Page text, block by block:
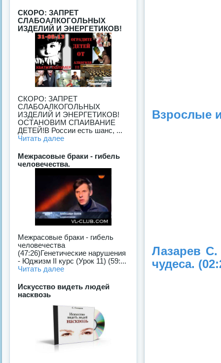
Взрослые
Лазарев
чудеса.
СКОРО: ЗАПРЕТ
СЛАБОАЛКОГОЛЬНЫХ
ИЗДЕЛИЙ И ЭНЕРГЕТИКОВ!
СКОРО: ЗАПРЕТ
СЛАБОАЛКОГОЛЬНЫХ
ИЗДЕЛИЙ И ЭНЕРГЕТИКОВ!
ОСТАНОВИМ СПАИВАНИЕ
ДЕТЕЙ!В России есть шанс, ...
Читать далее
Межрасовые браки - гибель
человечества.
Межрасовые браки - гибель
человечества
(47:26)Генетические нарушения
- Юджизм II курс (Урок 11) (59:...
Читать далее
Искусство видеть людей
насквозь